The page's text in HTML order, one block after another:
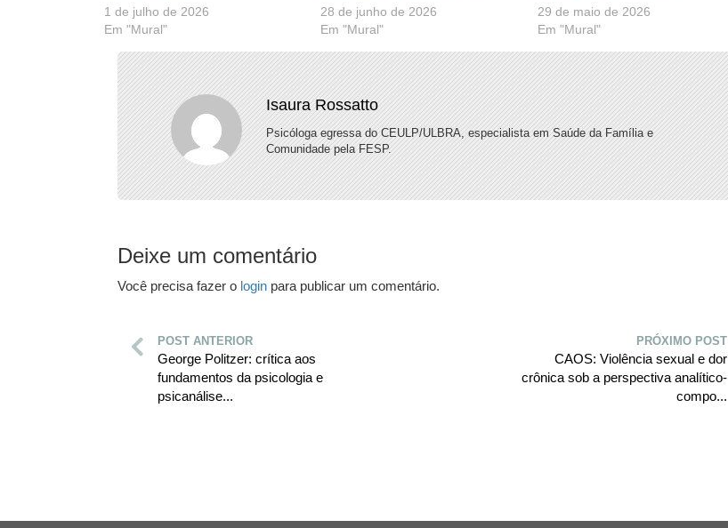
1 de julho de 2026
Em "Mural"
28 de junho de 2026
Em "Mural"
29 de maio de 2026
Em "Mural"
Isaura Rossatto
Psicóloga egressa do CEULP/ULBRA, especialista em Saúde da Família e
Comunidade pela FESP.
Deixe um comentário
Você precisa fazer o login para publicar um comentário.
POST ANTERIOR
George Politzer: crítica aos
fundamentos da psicologia e
psicanálise...
PRÓXIMO POST
CAOS: Violência sexual e dor
crônica sob a perspectiva analítico-
compo...